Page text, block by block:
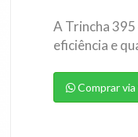
A Trincha 395
eficiência e
Comprar